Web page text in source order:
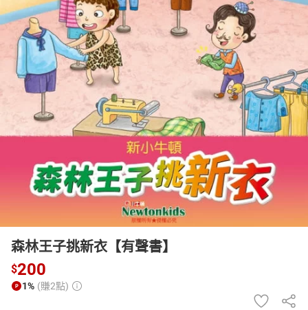
居家生活 3C家電 運動休閒 親子玩具
女裝 男裝 化妝保養
日本購物 電子/紙本書
HOT
森林王子挑新衣【有聲書】
$200
1% (賺2點)